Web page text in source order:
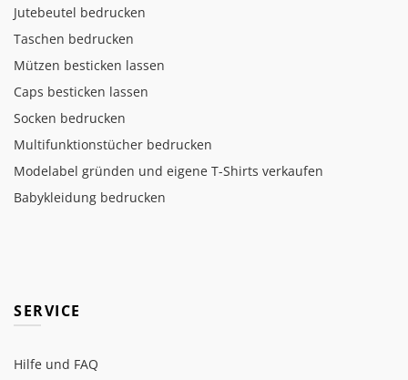
Jutebeutel bedrucken
Taschen bedrucken
Mützen besticken lassen
Caps besticken lassen
Socken bedrucken
Multifunktionstücher bedrucken
Modelabel gründen und eigene T-Shirts verkaufen
Babykleidung bedrucken
SERVICE
Hilfe und FAQ